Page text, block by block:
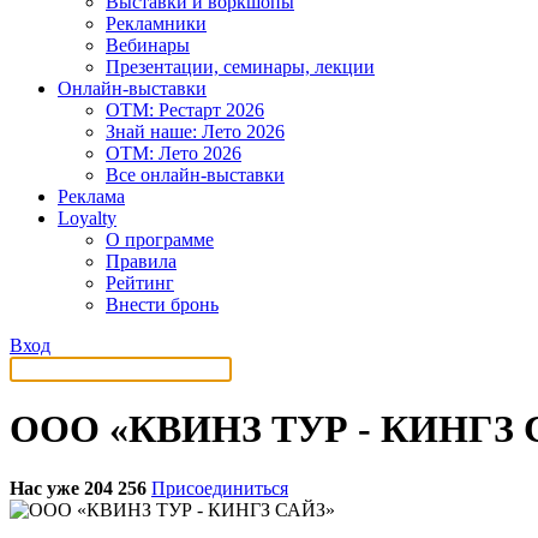
Рекламники
Вебинары
Презентации, семинары, лекции
Онлайн-выставки
OTM: Рестарт 2026
Знай наше: Лето 2026
OTM: Лето 2026
Все онлайн-выставки
Реклама
Loyalty
О программе
Правила
Рейтинг
Внести бронь
Вход
ООО «КВИНЗ ТУР - КИНГЗ
Нас уже 204 256 Присоединиться